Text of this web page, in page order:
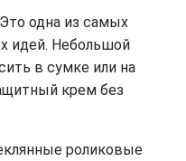
Это одна из самых
идей. Небольшой
в сумке или на
крем без
роликовые